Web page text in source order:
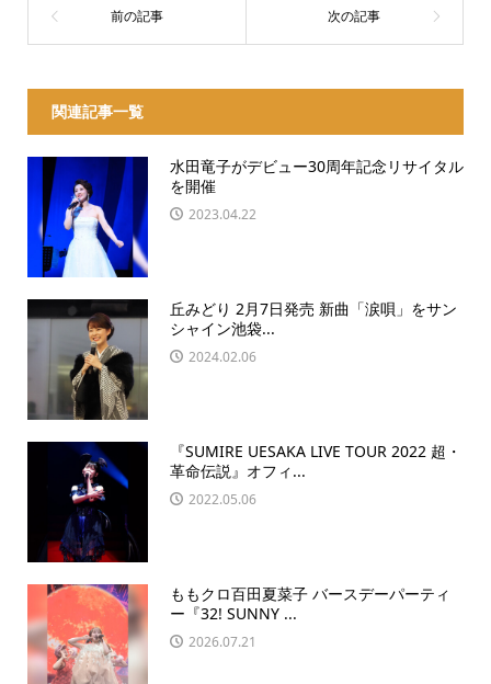
関連記事一覧
水田竜子がデビュー30周年記念リサイタル
を開催
2023.04.22
丘みどり 2月7日発売 新曲「涙唄」をサン
シャイン池袋...
2024.02.06
『SUMIRE UESAKA LIVE TOUR 2022 超・
革命伝説』オフィ...
2022.05.06
ももクロ百田夏菜子 バースデーパーティ
ー『32! SUNNY ...
2026.07.21